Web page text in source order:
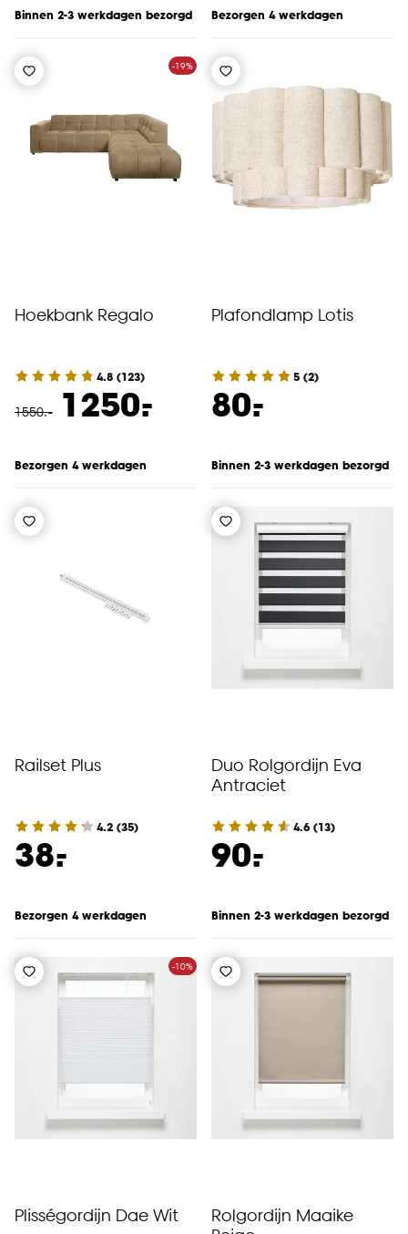
Binnen 2-3 werkdagen bezorgd Bezorgen 4 werkdagen
-19%
Hoekbank Regalo
4.8 (123)
1550.- 1250.
-
Bezorgen 4 werkdagen
Plafondlamp Lotis
5 (2)
80.
-
Binnen 2-3 werkdagen bezorgd
Railset Plus
4.2 (35)
38.
-
Bezorgen 4 werkdagen
Duo Rolgordijn Eva
Antraciet
4.6 (13)
90.
-
Binnen 2-3 werkdagen bezorgd
-10%
Plisségordijn Dae Wit
Rolgordijn Maaike